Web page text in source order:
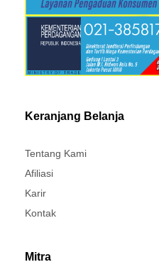
Keranjang Belanja
Tentang Kami
Afiliasi
Karir
Kontak
Mitra